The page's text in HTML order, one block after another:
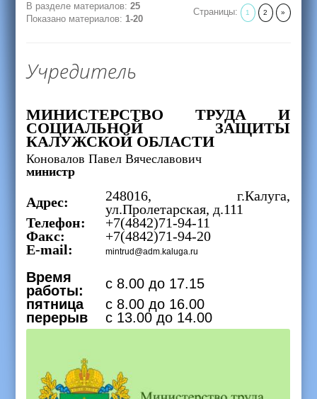
В разделе материалов:25
Показано материалов:1-20
Страницы: 1 2 »
Учредитель
МИНИСТЕРСТВО ТРУДА И
СОЦИАЛЬНОЙ ЗАЩИТЫ
КАЛУЖСКОЙ ОБЛАСТИ
Коновалов Павел Вячеславович
министр
Адрес:
248016, г.Калуга,
ул.Пролетарская, д.111
Телефон:
+7(4842)71-94-11
Факс:
+7(4842)71-94-20
E-mail:
mintrud@adm.kaluga.ru
Время
работы:
с 8.00 до 17.15
пятница
с 8.00 до 16.00
перерыв
с 13.00 до 14.00